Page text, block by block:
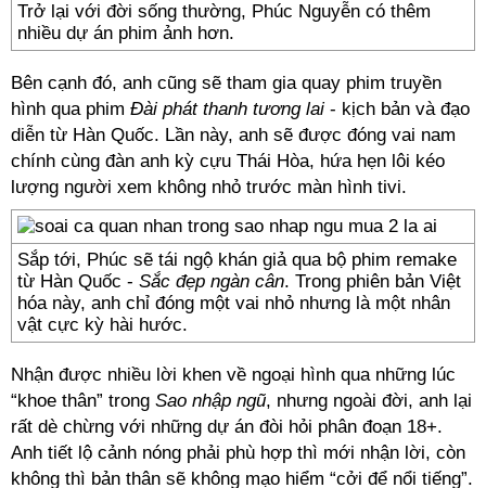
Trở lại với đời sống thường, Phúc Nguyễn có thêm
nhiều dự án phim ảnh hơn.
Bên cạnh đó, anh cũng sẽ tham gia quay phim truyền
hình qua phim Đài phát thanh tương lai - kịch bản và đạo
diễn từ Hàn Quốc. Lần này, anh sẽ được đóng vai nam
chính cùng đàn anh kỳ cựu Thái Hòa, hứa hẹn lôi kéo
lượng người xem không nhỏ trước màn hình tivi.
Sắp tới, Phúc sẽ tái ngộ khán giả qua bộ phim remake
từ Hàn Quốc - Sắc đẹp ngàn cân. Trong phiên bản Việt
hóa này, anh chỉ đóng một vai nhỏ nhưng là một nhân
vật cực kỳ hài hước.
Nhận được nhiều lời khen về ngoại hình qua những lúc
“khoe thân” trong Sao nhập ngũ, nhưng ngoài đời, anh lại
rất dè chừng với những dự án đòi hỏi phân đoạn 18+.
Anh tiết lộ cảnh nóng phải phù hợp thì mới nhận lời, còn
không thì bản thân sẽ không mạo hiểm “cởi để nổi tiếng”.